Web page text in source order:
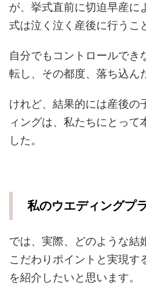
が、挙式直前に切迫早産に
式は泣く泣く産後に行うこ
自分でもコントロールでき
転し、その都度、落ち込ん
けれど、結果的には産後の
ィングは、私たちにとって
した。
私のウエディングプ
では、実際、どのような結
こだわりポイントと実現す
を紹介したいと思います。